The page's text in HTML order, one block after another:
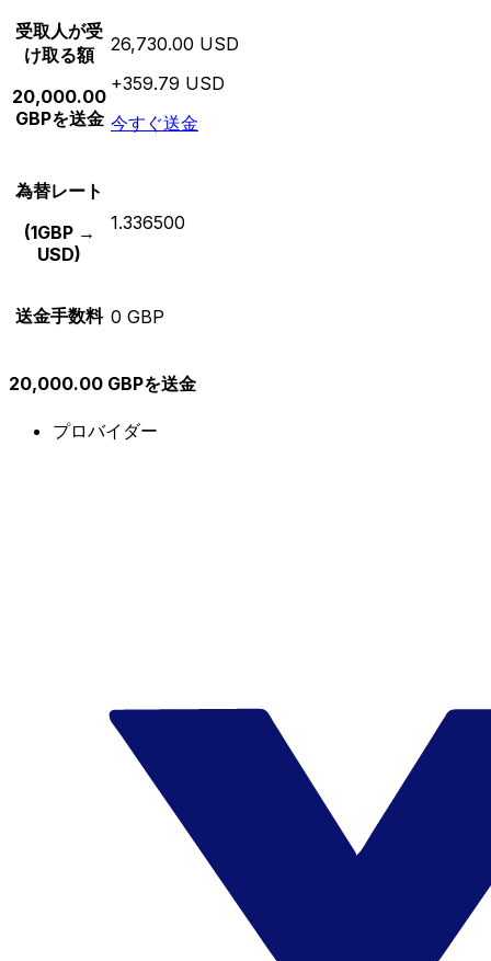
受取人が受
け取る額
20,000.00
GBPを送金
26,730.00 USD
+359.79 USD
今すぐ送金
為替レート
(1GBP →
USD)
1.336500
送金手数料 0 GBP
20,000.00 GBPを送金
プロバイダー